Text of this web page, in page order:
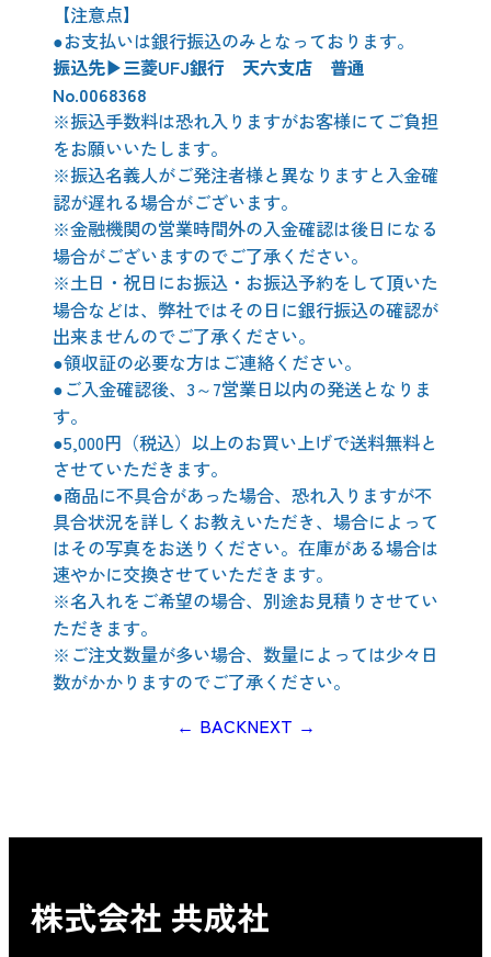
【注意点】
●お支払いは銀行振込のみとなっております。
振込先▶三菱UFJ銀行 天六支店 普通
No.0068368
※振込手数料は恐れ入りますがお客様にてご負担
をお願いいたします。
※振込名義人がご発注者様と異なりますと入金確
認が遅れる場合がございます。
※金融機関の営業時間外の入金確認は後日になる
場合がございますのでご了承ください。
※土日・祝日にお振込・お振込予約をして頂いた
場合などは、弊社ではその日に銀行振込の確認が
出来ませんのでご了承ください。
●領収証の必要な方はご連絡ください。
●ご入金確認後、3～7営業日以内の発送となりま
す。
●5,000円（税込）以上のお買い上げで送料無料と
させていただきます。
●商品に不具合があった場合、恐れ入りますが不
具合状況を詳しくお教えいただき、場合によって
はその写真をお送りください。在庫がある場合は
速やかに交換させていただきます。
※名入れをご希望の場合、別途お見積りさせてい
ただきます。
※ご注文数量が多い場合、数量によっては少々日
数がかかりますのでご了承ください。
← BACKNEXT →
株式会社 共成社